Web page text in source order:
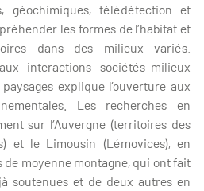
géochimiques, télédétection et
les formes de l’habitat et
dans des milieux variés.
interactions sociétés-milieux
explique l’ouverture aux
Les recherches en
sur l’Auvergne (territoires des
et le Limousin (Lémovices), en
moyenne montagne, qui ont fait
soutenues et de deux autres en